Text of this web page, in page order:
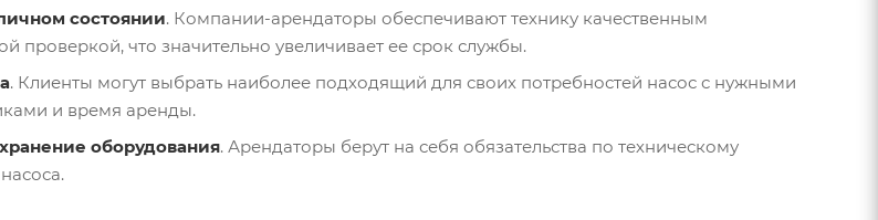
состоянии. Компании-арендаторы обеспечивают технику качественным
проверкой, что значительно увеличивает ее срок службы.
. Клиенты могут выбрать наиболее подходящий для своих потребностей насос с нужными
и время аренды.
оборудования. Арендаторы берут на себя обязательства по техническому